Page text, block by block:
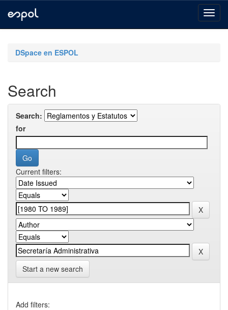
navigationDSpace en ESPOL
Search
Search:
for
Current filters:
Start a new search
Add filters: